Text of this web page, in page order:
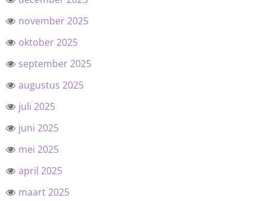
november 2025
oktober 2025
september 2025
augustus 2025
juli 2025
juni 2025
mei 2025
april 2025
maart 2025